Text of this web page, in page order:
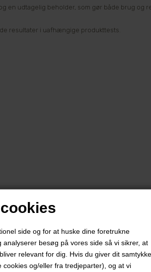
side og for at huske dine foretrukne
besøg på vores side så vi sikrer, at
relevant for dig. Hvis du giver dit samtykke,
og/eller fra tredjeparter), og at vi
en udtagelig beholder, som gør både brug og
resultater i uafhængige produkttests.